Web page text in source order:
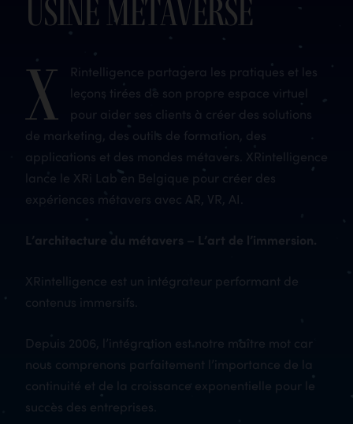
usine métaverse
X
Rintelligence partagera les pratiques et les
leçons tirées de son propre espace virtuel
pour aider ses clients à créer des solutions
de marketing, des outils de formation, des
applications et des mondes métavers. XRintelligence
lance le XRi Lab en Belgique pour créer des
expériences métavers avec AR, VR, AI.
L’architecture du métavers – L’art de l’immersion.
XRintelligence est un intégrateur performant de
contenus immersifs.
Depuis 2006, l’intégration est notre maître mot car
nous comprenons parfaitement l’importance de la
continuité et de la croissance exponentielle pour le
succès des entreprises.